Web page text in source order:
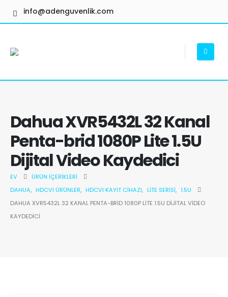
info@adenguvenlik.com
Dahua XVR5432L 32 Kanal
Penta-brid 1080P Lite 1.5U
Dijital Video Kaydedici
EV
ÜRÜN İÇERIKLERI
DAHUA, HDCVI ÜRÜNLER, HDCVI KAYIT CIHAZI, LITE SERISI, 1.5U
DAHUA XVR5432L 32 KANAL PENTA-BRID 1080P LITE 1.5U DIJITAL VIDEO
KAYDEDICI